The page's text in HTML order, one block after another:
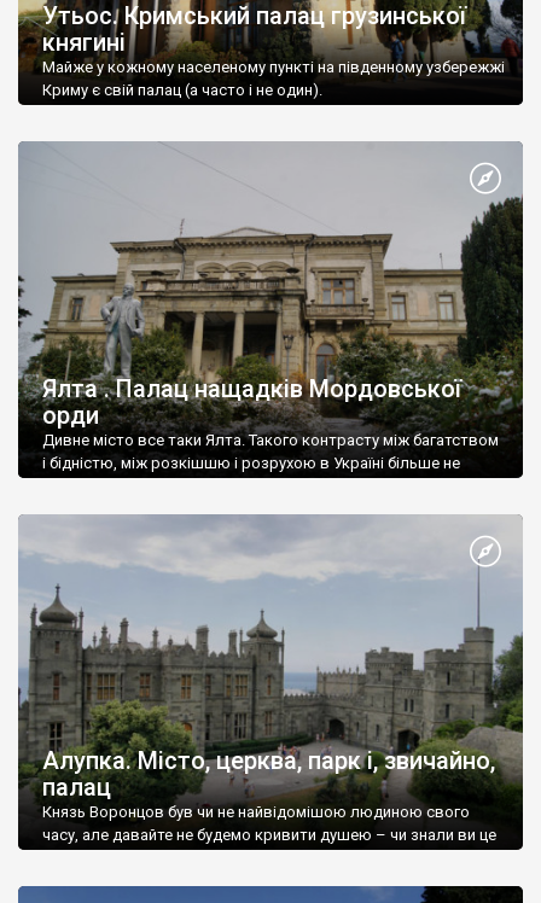
Утьос. Кримський палац грузинської
княгині
Майже у кожному населеному пункті на південному узбережжі
Криму є свій палац (а часто і не один).
Ялта . Палац нащадків Мордовської
орди
Дивне місто все таки Ялта. Такого контрасту між багатством
і бідністю, між розкішшю і розрухою в Україні більше не
Алупка. Місто, церква, парк і, звичайно,
палац
Князь Воронцов був чи не найвідомішою людиною свого
часу, але давайте не будемо кривити душею – чи знали ви це